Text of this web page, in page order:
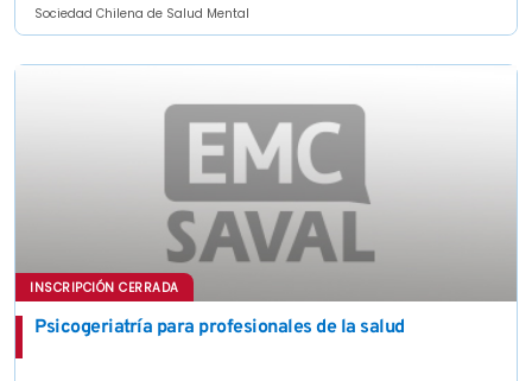
Sociedad Chilena de Salud Mental
INSCRIPCIÓN CERRADA
Psicogeriatría para profesionales de la salud